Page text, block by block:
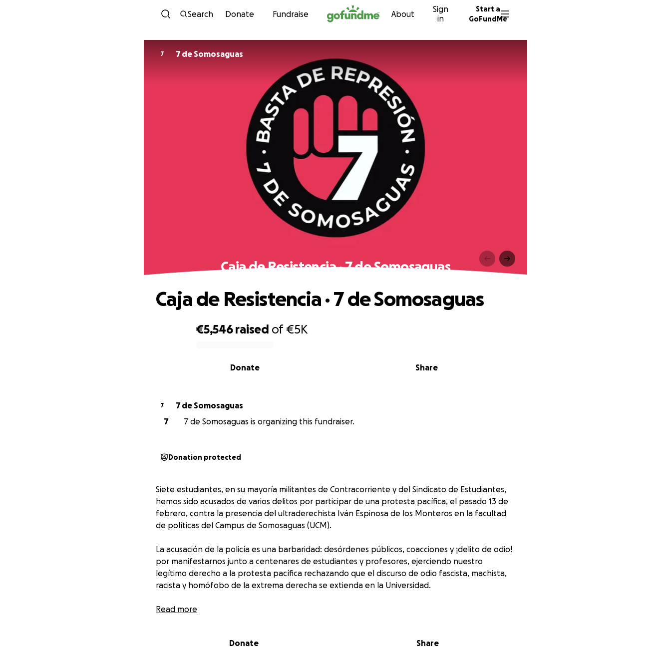
Skip to content
Search Donate Fundraise About
Sign
in
Start a
GoFundMe
7 7 de Somosaguas
Caja de Resistencia · 7 de Somosaguas
€5,546 raised of€5K
Share
Donate
Caja de Resistencia · 7 de Somosaguas
7
7 de Somosaguas
7
7 de Somosaguas is organizing this fundraiser.
Donation protected
Siete estudiantes, en su mayoría militantes de Contracorriente y del Sindicato de Estudiantes,
hemos sido acusados de varios delitos por participar de una protesta pacífica, el pasado 13 de
febrero, contra la presencia del ultraderechista Iván Espinosa de los Monteros en la facultad
de políticas del Campus de Somosaguas (UCM).
La acusación de la policía es una barbaridad: desórdenes públicos, coacciones y ¡delito de odio!
por manifestarnos junto a centenares de estudiantes y profesores, ejerciendo nuestro
legítimo derecho a la protesta pacífica rechazando que el discurso de odio fascista, machista,
racista y homófobo de la extrema derecha se extienda en la Universidad.
Este ataque no es un hecho aislado. Es parte de una ofensiva represiva contra el movimiento
protestaron contra la presencia la extrema derecha en la universidad en Granada o en
Read more
Donate Share